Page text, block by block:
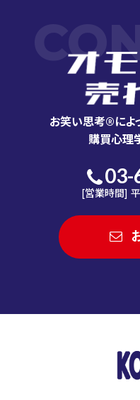
お笑い思考®によ
購買心理
03-
[営業時間]